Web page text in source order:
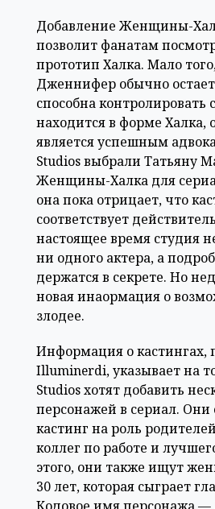
Добавление Женщины-
позволит фанатам
прототип Халка. Мало
Дженнифер обычно
способна контролировать
находится в форме Халка,
является успешным
Studios выбрали Татьяну
Женщины-Халка для
она пока отрицает, что
соответствует
настоящее время студия
ни одного актера, а
держатся в секрете. Но
новая инaормация о
злодее.
Информация о кастингах,
Illuminerdi, указывает на
Studios хотят добавить
персонажей в сериал. Они
кастинг на роль
коллег по работе и
этого, они также ищут
30 лет, которая сыграет